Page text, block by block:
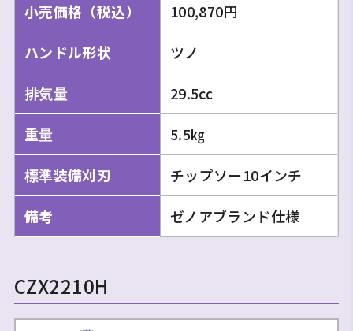
小売価格（税込）
100,870円
ハンドル形状
ツノ
排気量
29.5㏄
重量
5.5㎏
標準装備刈刃
チップソー10インチ
備考
ゼノアブランド仕様
CZX2210H